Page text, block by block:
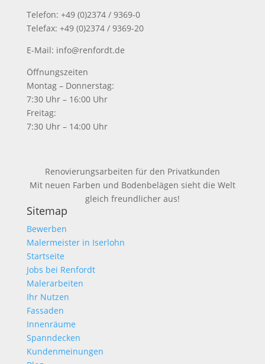
Telefon: +49 (0)2374 / 9369-0
Telefax: +49 (0)2374 / 9369-20
E-Mail: info@renfordt.de
Öffnungszeiten
Montag – Donnerstag:
7:30 Uhr – 16:00 Uhr
Freitag:
7:30 Uhr – 14:00 Uhr
Renovierungsarbeiten für den Privatkunden
Mit neuen Farben und Bodenbelägen sieht die Welt
gleich freundlicher aus!
Sitemap
Bewerben
Malermeister in Iserlohn
Startseite
Jobs bei Renfordt
Malerarbeiten
Ihr Nutzen
Fassaden
Innenräume
Spanndecken
Kundenmeinungen